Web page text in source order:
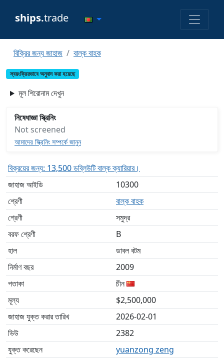
ships.trade
বিক্রির জন্য জাহাজ বাল্ক বাহক
স্বয়ংক্রিয়ভাবে অনুবাদ করা হয়েছে
মূল শিরোনাম দেখুন
নিষেধাজ্ঞা স্ক্রিনিং
Not screened
আমাদের স্ক্রিনিং সম্পর্কে জানুন
বিক্রয়ের জন্য: 13,500 ডব্লিউটি বাল্ক ক্যারিয়ার।
জাহাজ আইডি
10300
শ্রেণী
বাল্ক বাহক
শ্রেণী
সমুদ্র
বরফ শ্রেণী
B
হাল
ডাবল বটম
নির্মাণ বছর
2009
পতাকা
চীন
মূল্য
$2,500,000
জাহাজ যুক্ত করার তারিখ
2026-02-01
ভিউ
2382
যুক্ত করেছেন
yuanzong zeng